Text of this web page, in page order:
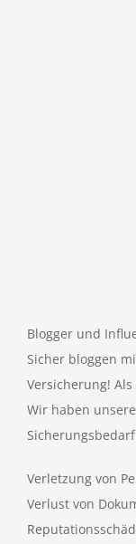
Blogger und
Sicher bloggen
Versicherung!
Wir haben
Verletzung von
Verlust von